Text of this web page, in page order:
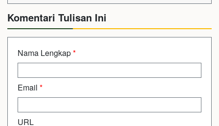
Komentari Tulisan Ini
Nama Lengkap*
Email *
URL